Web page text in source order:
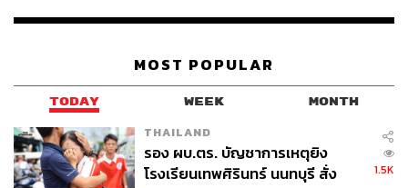
MOST POPULAR
TODAY WEEK MONTH
THAILAND
รอง ผบ.ตร. บัญชาการเหตุยิง
โรงเรียนเทพศิรินทร์ นนทบุรี สั่ง
1.5K